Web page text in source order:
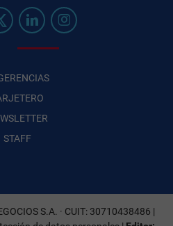
STAFF
S.A. · CUIT: 30710438486 |